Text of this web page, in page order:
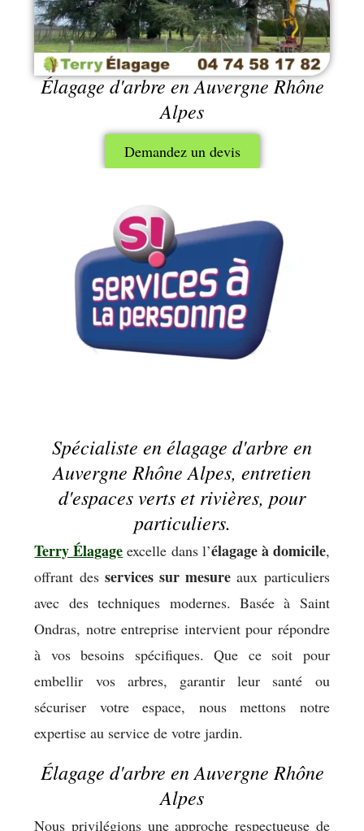
Spécialiste en élagage d'arbre en
Auvergne Rhône Alpes, entretien
d'espaces verts et rivières, pour
particuliers.
Terry Élagage excelle dans l’élagage à domicile,
offrant des services sur mesure aux particuliers
avec des techniques modernes. Basée à Saint
Ondras, notre entreprise intervient pour répondre
à vos besoins spécifiques. Que ce soit pour
embellir vos arbres, garantir leur santé ou
sécuriser votre espace, nous mettons notre
expertise au service de votre jardin.
Élagage d'arbre en Auvergne Rhône
Alpes
Nous privilégions une approche respectueuse de
Élagage d'arbre en Auvergne Rhône
Alpes
Demandez un devis